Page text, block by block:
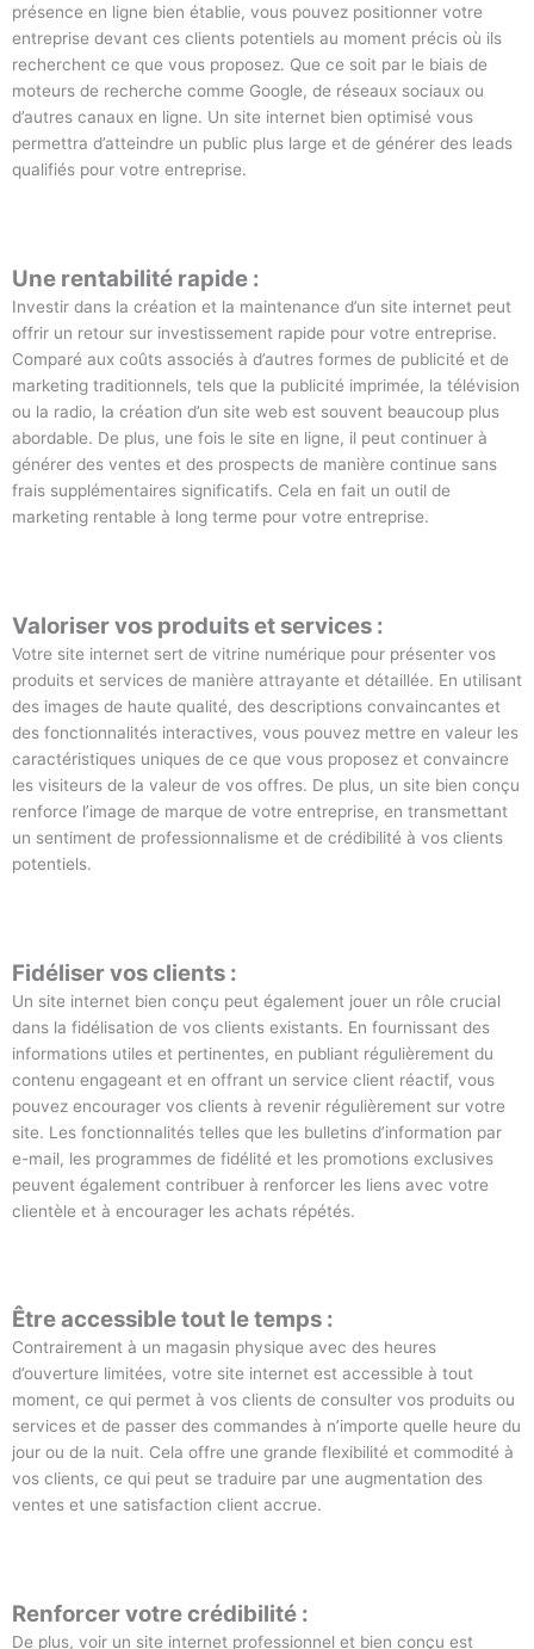
présence en ligne bien établie, vous pouvez positionner votre
entreprise devant ces clients potentiels au moment précis où ils
recherchent ce que vous proposez. Que ce soit par le biais de
moteurs de recherche comme Google, de réseaux sociaux ou
d’autres canaux en ligne. Un site internet bien optimisé vous
permettra d’atteindre un public plus large et de générer des leads
qualifiés pour votre entreprise.
Une rentabilité rapide :
Investir dans la création et la maintenance d’un site internet peut
offrir un retour sur investissement rapide pour votre entreprise.
Comparé aux coûts associés à d’autres formes de publicité et de
marketing traditionnels, tels que la publicité imprimée, la télévision
ou la radio, la création d’un site web est souvent beaucoup plus
abordable. De plus, une fois le site en ligne, il peut continuer à
générer des ventes et des prospects de manière continue sans
frais supplémentaires significatifs. Cela en fait un outil de
marketing rentable à long terme pour votre entreprise.
Valoriser vos produits et services :
Votre site internet sert de vitrine numérique pour présenter vos
produits et services de manière attrayante et détaillée. En utilisant
des images de haute qualité, des descriptions convaincantes et
des fonctionnalités interactives, vous pouvez mettre en valeur les
caractéristiques uniques de ce que vous proposez et convaincre
les visiteurs de la valeur de vos offres. De plus, un site bien conçu
renforce l’image de marque de votre entreprise, en transmettant
un sentiment de professionnalisme et de crédibilité à vos clients
potentiels.
Fidéliser vos clients :
Un site internet bien conçu peut également jouer un rôle crucial
dans la fidélisation de vos clients existants. En fournissant des
informations utiles et pertinentes, en publiant régulièrement du
contenu engageant et en offrant un service client réactif, vous
pouvez encourager vos clients à revenir régulièrement sur votre
site. Les fonctionnalités telles que les bulletins d’information par
e-mail, les programmes de fidélité et les promotions exclusives
peuvent également contribuer à renforcer les liens avec votre
clientèle et à encourager les achats répétés.
Être accessible tout le temps :
Contrairement à un magasin physique avec des heures
d’ouverture limitées, votre site internet est accessible à tout
moment, ce qui permet à vos clients de consulter vos produits ou
services et de passer des commandes à n’importe quelle heure du
jour ou de la nuit. Cela offre une grande flexibilité et commodité à
vos clients, ce qui peut se traduire par une augmentation des
ventes et une satisfaction client accrue.
Renforcer votre crédibilité :
De plus, voir un site internet professionnel et bien conçu est